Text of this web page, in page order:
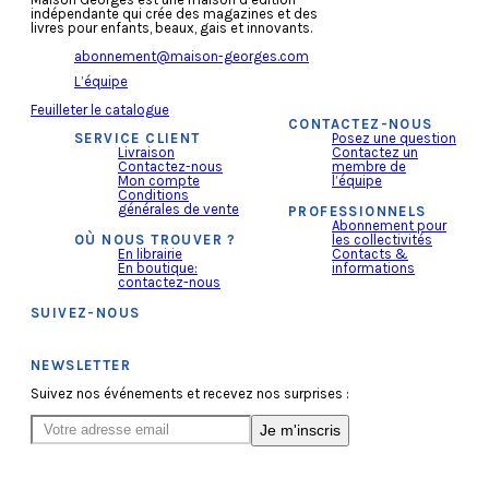
indépendante qui crée des magazines et des
livres pour enfants, beaux, gais et innovants.
abonnement@maison-georges.com
L’équipe
Feuilleter le catalogue
SERVICE CLIENT
Livraison
Contactez-nous
Mon compte
Conditions
générales de vente
OÙ NOUS TROUVER ?
En librairie
En boutique:
contactez-nous
CONTACTEZ-NOUS
Posez une question
Contactez un
membre de
l’équipe
PROFESSIONNELS
Abonnement pour
les collectivités
Contacts &
informations
SUIVEZ-NOUS
NEWSLETTER
Suivez nos événements et recevez nos surprises :
Je m'inscris